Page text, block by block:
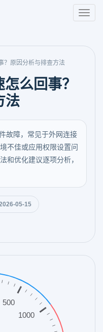
？原因分析与排查方法
么回事？
法
故障，常见于外网连接
不佳或应用权限设置问
和优化建议逐项分析，
05-15